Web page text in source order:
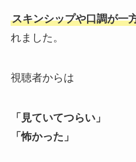
スキンシップや口調が一
れました。
視聴者からは
「見ていてつらい」
「怖かった」